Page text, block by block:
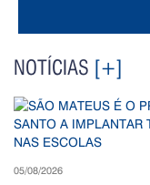
NOTÍCIAS [+]
05/08/2026